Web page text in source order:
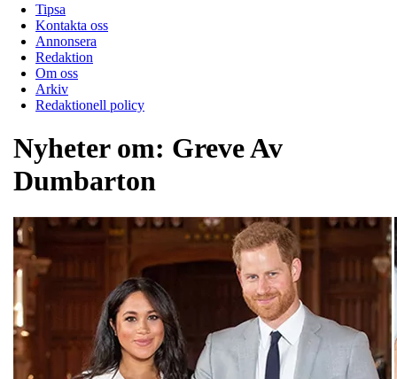
Tipsa
Kontakta oss
Annonsera
Redaktion
Om oss
Arkiv
Redaktionell policy
Nyheter om: Greve Av
Dumbarton